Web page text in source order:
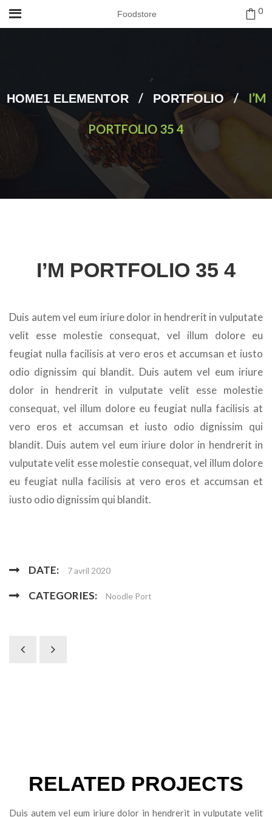
Foodstore 0
HOME1 ELEMENTOR / PORTFOLIO / I’M
PORTFOLIO 35 4
I’M PORTFOLIO 35 4
Duis autem vel eum iriure dolor in hendrerit in vulputate
velit esse molestie consequat, vel illum dolore eu
feugiat nulla facilisis at vero eros et accumsan et iusto
odio dignissim qui blandit. Duis autem vel eum iriure
dolor in hendrerit in vulputate velit esse molestie
consequat, vel illum dolore eu feugiat nulla facilisis at
vero eros et accumsan et iusto odio dignissim qui
blandit. Duis autem vel eum iriure dolor in hendrerit in
vulputate velit esse molestie consequat, vel illum dolore
eu feugiat nulla facilisis at vero eros et accumsan et
iusto odio dignissim qui blandit.
DATE: 7 avril 2020
CATEGORIES: Noodle Port
RELATED PROJECTS
Duis autem vel eum iriure dolor in hendrerit in vulputate velit